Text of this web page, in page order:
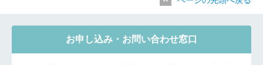
お申し込み・お問い合わせ窓口